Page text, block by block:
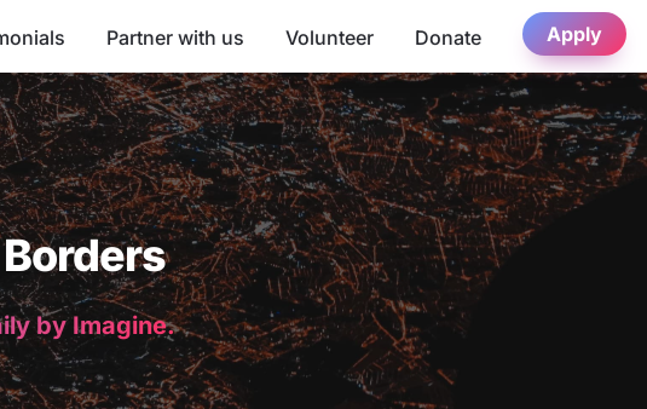
Partner with us Volunteer Donate Apply
by Imagine.